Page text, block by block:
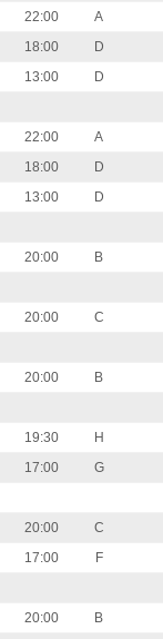
22:00
A
18:00
D
13:00
D
22:00
A
18:00
D
13:00
D
20:00
B
20:00
C
20:00
B
19:30
H
17:00
G
20:00
C
17:00
F
20:00
B